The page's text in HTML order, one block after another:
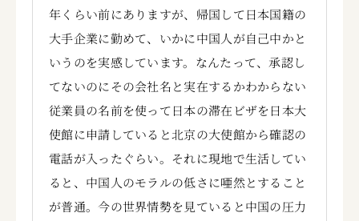
年くらい前にありますが、帰国して日本国籍の
大手企業に勤めて、いかに中国人が自己中かと
いうのを実感しています。なんたって、承認し
てないのにその会社名と実在するかわからない
従業員の名前を使って日本の滞在ビザを日本大
使館に申請していると北京の大使館から確認の
電話が入ったぐらい。それに現地で生活してい
ると、中国人のモラルの低さに唖然とすること
が普通。今の世界情勢を見ていると中国の圧力